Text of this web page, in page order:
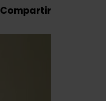
Compartir